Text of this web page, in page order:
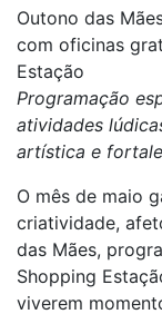
Outono das
com oficinas
Estação
Programação
atividades
artística e
O mês de maio
criatividade,
das Mães,
Shopping
viverem